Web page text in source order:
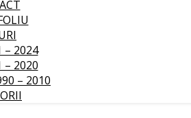
– 2024
– 2020
– 2010